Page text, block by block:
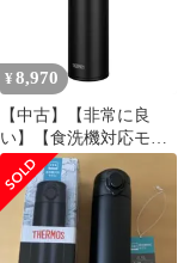
¥ 8,970
【中古】【非常に良
い】【食洗機対応モデ
ル】サーモス 水筒 真空
断熱ケータイマグ
500ml ブラック 本体も
パーツもすべて食洗機
対応 ワンタッチオープ